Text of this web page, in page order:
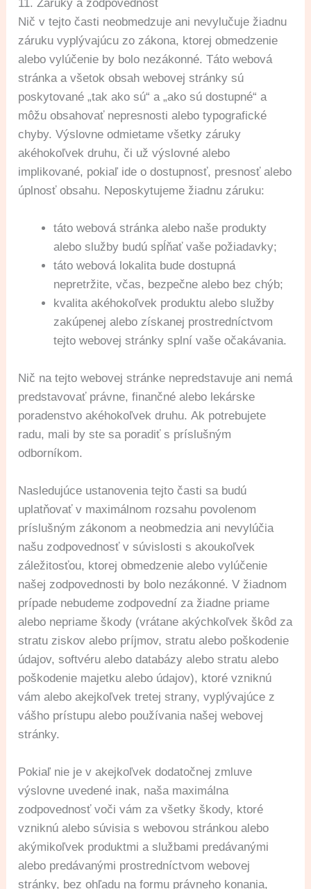
11. Záruky a zodpovednosť
Nič v tejto časti neobmedzuje ani nevylučuje žiadnu
záruku vyplývajúcu zo zákona, ktorej obmedzenie
alebo vylúčenie by bolo nezákonné. Táto webová
stránka a všetok obsah webovej stránky sú
poskytované „tak ako sú“ a „ako sú dostupné“ a
môžu obsahovať nepresnosti alebo typografické
chyby. Výslovne odmietame všetky záruky
akéhokoľvek druhu, či už výslovné alebo
implikované, pokiaľ ide o dostupnosť, presnosť alebo
úplnosť obsahu. Neposkytujeme žiadnu záruku:
táto webová stránka alebo naše produkty
alebo služby budú spĺňať vaše požiadavky;
táto webová lokalita bude dostupná
nepretržite, včas, bezpečne alebo bez chýb;
kvalita akéhokoľvek produktu alebo služby
zakúpenej alebo získanej prostredníctvom
tejto webovej stránky splní vaše očakávania.
Nič na tejto webovej stránke nepredstavuje ani nemá
predstavovať právne, finančné alebo lekárske
poradenstvo akéhokoľvek druhu. Ak potrebujete
radu, mali by ste sa poradiť s príslušným
odborníkom.
Nasledujúce ustanovenia tejto časti sa budú
uplatňovať v maximálnom rozsahu povolenom
príslušným zákonom a neobmedzia ani nevylúčia
našu zodpovednosť v súvislosti s akoukoľvek
záležitosťou, ktorej obmedzenie alebo vylúčenie
našej zodpovednosti by bolo nezákonné. V žiadnom
prípade nebudeme zodpovední za žiadne priame
alebo nepriame škody (vrátane akýchkoľvek škôd za
stratu ziskov alebo príjmov, stratu alebo poškodenie
údajov, softvéru alebo databázy alebo stratu alebo
poškodenie majetku alebo údajov), ktoré vzniknú
vám alebo akejkoľvek tretej strany, vyplývajúce z
vášho prístupu alebo používania našej webovej
stránky.
Pokiaľ nie je v akejkoľvek dodatočnej zmluve
výslovne uvedené inak, naša maximálna
zodpovednosť voči vám za všetky škody, ktoré
vzniknú alebo súvisia s webovou stránkou alebo
akýmikoľvek produktmi a službami predávanými
alebo predávanými prostredníctvom webovej
stránky, bez ohľadu na formu právneho konania,